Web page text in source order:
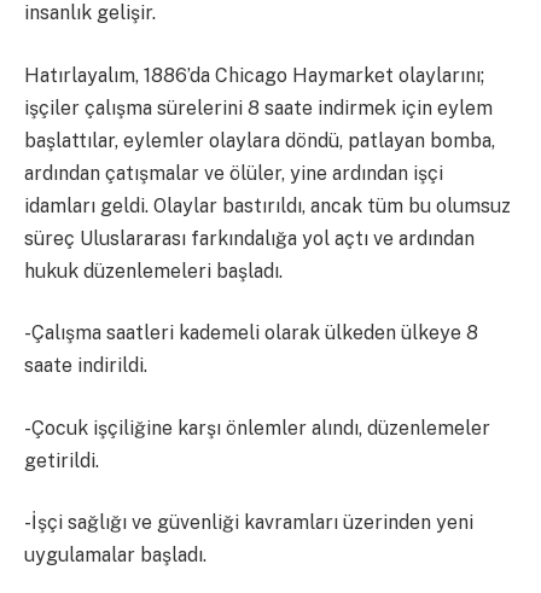
insanlık gelişir.
Hatırlayalım, 1886’da Chicago Haymarket olaylarını;
işçiler çalışma sürelerini 8 saate indirmek için eylem
başlattılar, eylemler olaylara döndü, patlayan bomba,
ardından çatışmalar ve ölüler, yine ardından işçi
idamları geldi. Olaylar bastırıldı, ancak tüm bu olumsuz
süreç Uluslararası farkındalığa yol açtı ve ardından
hukuk düzenlemeleri başladı.
-Çalışma saatleri kademeli olarak ülkeden ülkeye 8
saate indirildi.
-Çocuk işçiliğine karşı önlemler alındı, düzenlemeler
getirildi.
-İşçi sağlığı ve güvenliği kavramları üzerinden yeni
uygulamalar başladı.